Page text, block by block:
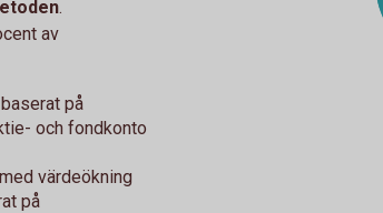
.
av
på
och fondkonto
värdeökning
på